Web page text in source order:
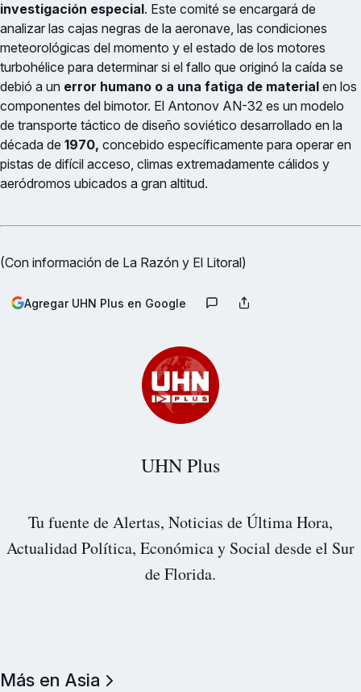
investigación especial. Este comité se encargará de
analizar las cajas negras de la aeronave, las condiciones
meteorológicas del momento y el estado de los motores
turbohélice para determinar si el fallo que originó la caída se
debió a un error humano o a una fatiga de material en los
componentes del bimotor. El Antonov AN-32 es un modelo
de transporte táctico de diseño soviético desarrollado en la
década de 1970, concebido específicamente para operar en
pistas de difícil acceso, climas extremadamente cálidos y
aeródromos ubicados a gran altitud.
(Con información de La Razón y El Litoral)
Agregar UHN Plus en Google
UHN Plus
Tu fuente de Alertas, Noticias de Última Hora,
Actualidad Política, Económica y Social desde el Sur
de Florida.
Más en Asia